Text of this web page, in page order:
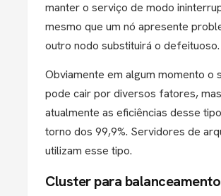
manter o serviço de modo
mesmo que um nó apresente
outro nodo substituirá o defeituoso.
Obviamente em algum momento o
pode cair por diversos fatores, mas
atualmente as eficiências desse
torno dos 99,9%. Servidores de
utilizam esse tipo.
Cluster para